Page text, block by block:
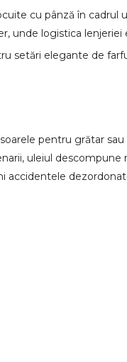
cu pânză în cadrul
unde logistica lenjeriei
setări elegante de
pentru grătar
uleiul descompune
accidentele